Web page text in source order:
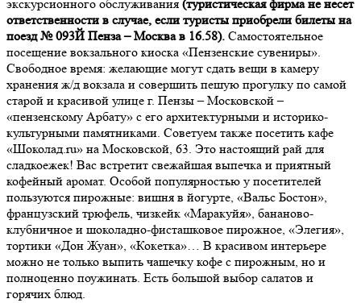
экскурсионного обслуживания (туристическая фирма не несет
ответственности в случае, если туристы приобрели билеты на
поезд №093Й Пенза – Москва в 16.58). Самостоятельное
посещение вокзального киоска «Пензенские сувениры».
Свободное время: желающие могут сдать вещи в камеру
хранения ж/д вокзала и совершить пешую прогулку по самой
старой и красивой улице г. Пензы – Московской –
«пензенскому Арбату» с его архитектурными и историко-
культурными памятниками. Советуем также посетить кафе
«Шоколад.ru» на Московской, 63. Это настоящий рай для
сладкоежек! Вас встретит свежайшая выпечка и приятный
кофейный аромат. Особой популярностью у посетителей
пользуются пирожные: вишня в йогурте, «Вальс Бостон»,
французский трюфель, чизкейк «Маракуйя», бананово-
клубничное и шоколадно-фисташковое пирожное, «Элегия»,
тортики «Дон Жуан», «Кокетка»… В красивом интерьере
можно не только выпить чашечку кофе с пирожным, но и
полноценно поужинать. Есть большой выбор салатов и
горячих блюд.